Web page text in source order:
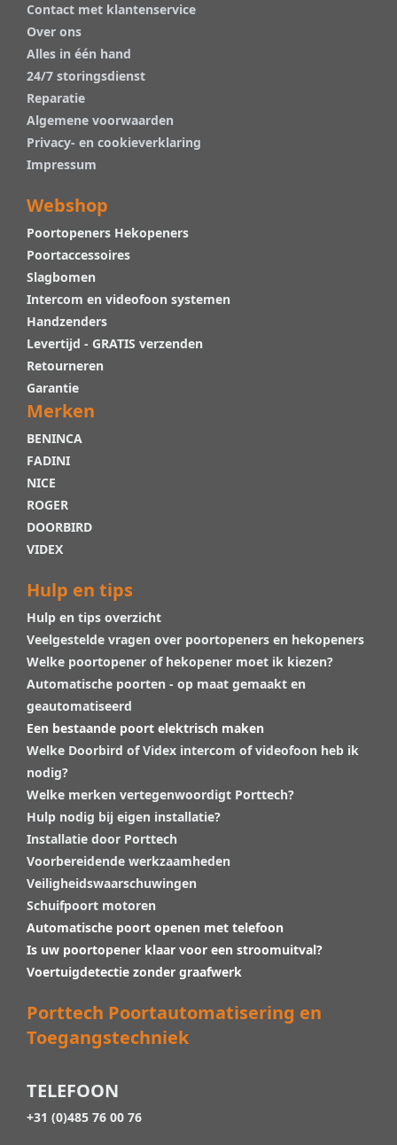
Contact met klantenservice
Over ons
Alles in één hand
24/7 storingsdienst
Reparatie
Algemene voorwaarden
Privacy- en cookieverklaring
Impressum
Webshop
Poortopeners Hekopeners
Poortaccessoires
Slagbomen
Intercom en videofoon systemen
Handzenders
Levertijd - GRATIS verzenden
Retourneren
Garantie
Merken
BENINCA
FADINI
NICE
ROGER
DOORBIRD
VIDEX
Hulp en tips
Hulp en tips overzicht
Veelgestelde vragen over poortopeners en hekopeners
Welke poortopener of hekopener moet ik kiezen?
Automatische poorten - op maat gemaakt en
geautomatiseerd
Een bestaande poort elektrisch maken
Welke Doorbird of Videx intercom of videofoon heb ik
nodig?
Welke merken vertegenwoordigt Porttech?
Hulp nodig bij eigen installatie?
Installatie door Porttech
Voorbereidende werkzaamheden
Veiligheidswaarschuwingen
Schuifpoort motoren
Automatische poort openen met telefoon
Is uw poortopener klaar voor een stroomuitval?
Voertuigdetectie zonder graafwerk
Porttech Poortautomatisering en
Toegangstechniek
TELEFOON
+31 (0)485 76 00 76